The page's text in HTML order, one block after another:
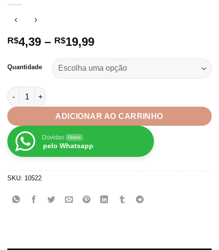
R$4,39 – R$19,99Faixa
preço:
R$4,39
Quantidade
Fita Nuvem Unicórnio Progresso nº9-38mm quantidade
ADICIONAR AO CARRINHO
Dúvidas Online
pelo Whatsapp
SKU: 10522